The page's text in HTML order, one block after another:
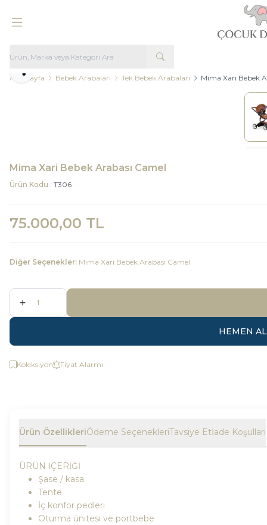
Ana Sayfa Bebek Arabaları Tek Bebek Arabaları Mima Xari Bebek
Paylaş
Mima Xari Bebek Arabası Camel
Ürün Kodu : T306
75.000,00 TL
Diğer Seçenekler: Mima Xari Bebek Arabası Camel
HEMEN AL
Koleksiyon Fiyat Alarmı
Ürün ÖzellikleriÖdeme SeçenekleriTavsiye Etİade Koşulları
ÜRÜN İÇERİĞİ
Şase / kasa
Tente
İç konfor pedleri
Oturma ünitesi ve portbebe